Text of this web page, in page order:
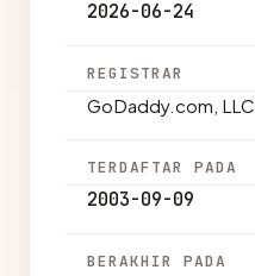
2026-06-24
REGISTRAR
GoDaddy.com, LLC
TERDAFTAR PADA
2003-09-09
BERAKHIR PADA